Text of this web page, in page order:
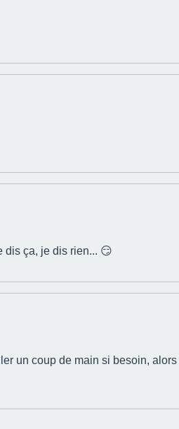
dis ça, je dis rien... 😏
un coup de main si besoin, alors